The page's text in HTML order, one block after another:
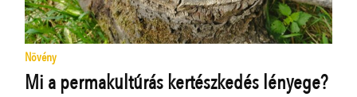
Növény
Mi a permakultúrás kertészkedés lényege?